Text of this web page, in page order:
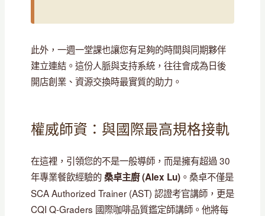
此外，一週一堂課也讓您有足夠的時間與同期夥伴
建立連結。這份人脈與支持系統，往往會成為日後
開店創業、資源交換時最實質的助力。
權威師資：與國際最高規格接軌
在這裡，引領您的不是一般導師，而是擁有超過 30
年專業餐飲經驗的桑卓主廚 (Alex Lu)。桑卓不僅是
SCA Authorized Trainer (AST) 認證考官講師，更是
CQI Q-Graders 國際咖啡品質鑑定師講師。他將每